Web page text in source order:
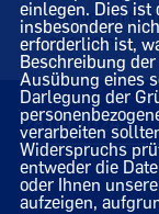
ich auch im
einsparen.
28.09.2024
einlegen. Dies ist
insbesondere
erforderlich ist,
Beschreibung
Ausübung eines
Darlegung der
verarbeiten
Widerspruchs
entweder die
oder Ihnen
aufzeigen,